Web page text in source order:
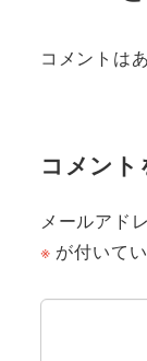
コメントは
コメント
メールアド
※ が付いて